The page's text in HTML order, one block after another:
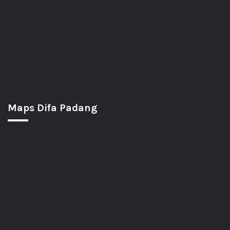
Maps Difa Padang